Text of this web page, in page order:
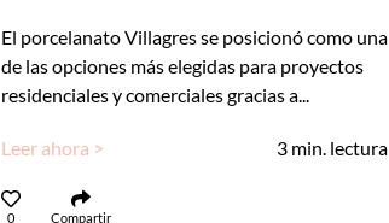
El porcelanato Villagres se posicionó como una
de las opciones más elegidas para proyectos
residenciales y comerciales gracias a...
Leer ahora > 3 min. lectura
0 Compartir